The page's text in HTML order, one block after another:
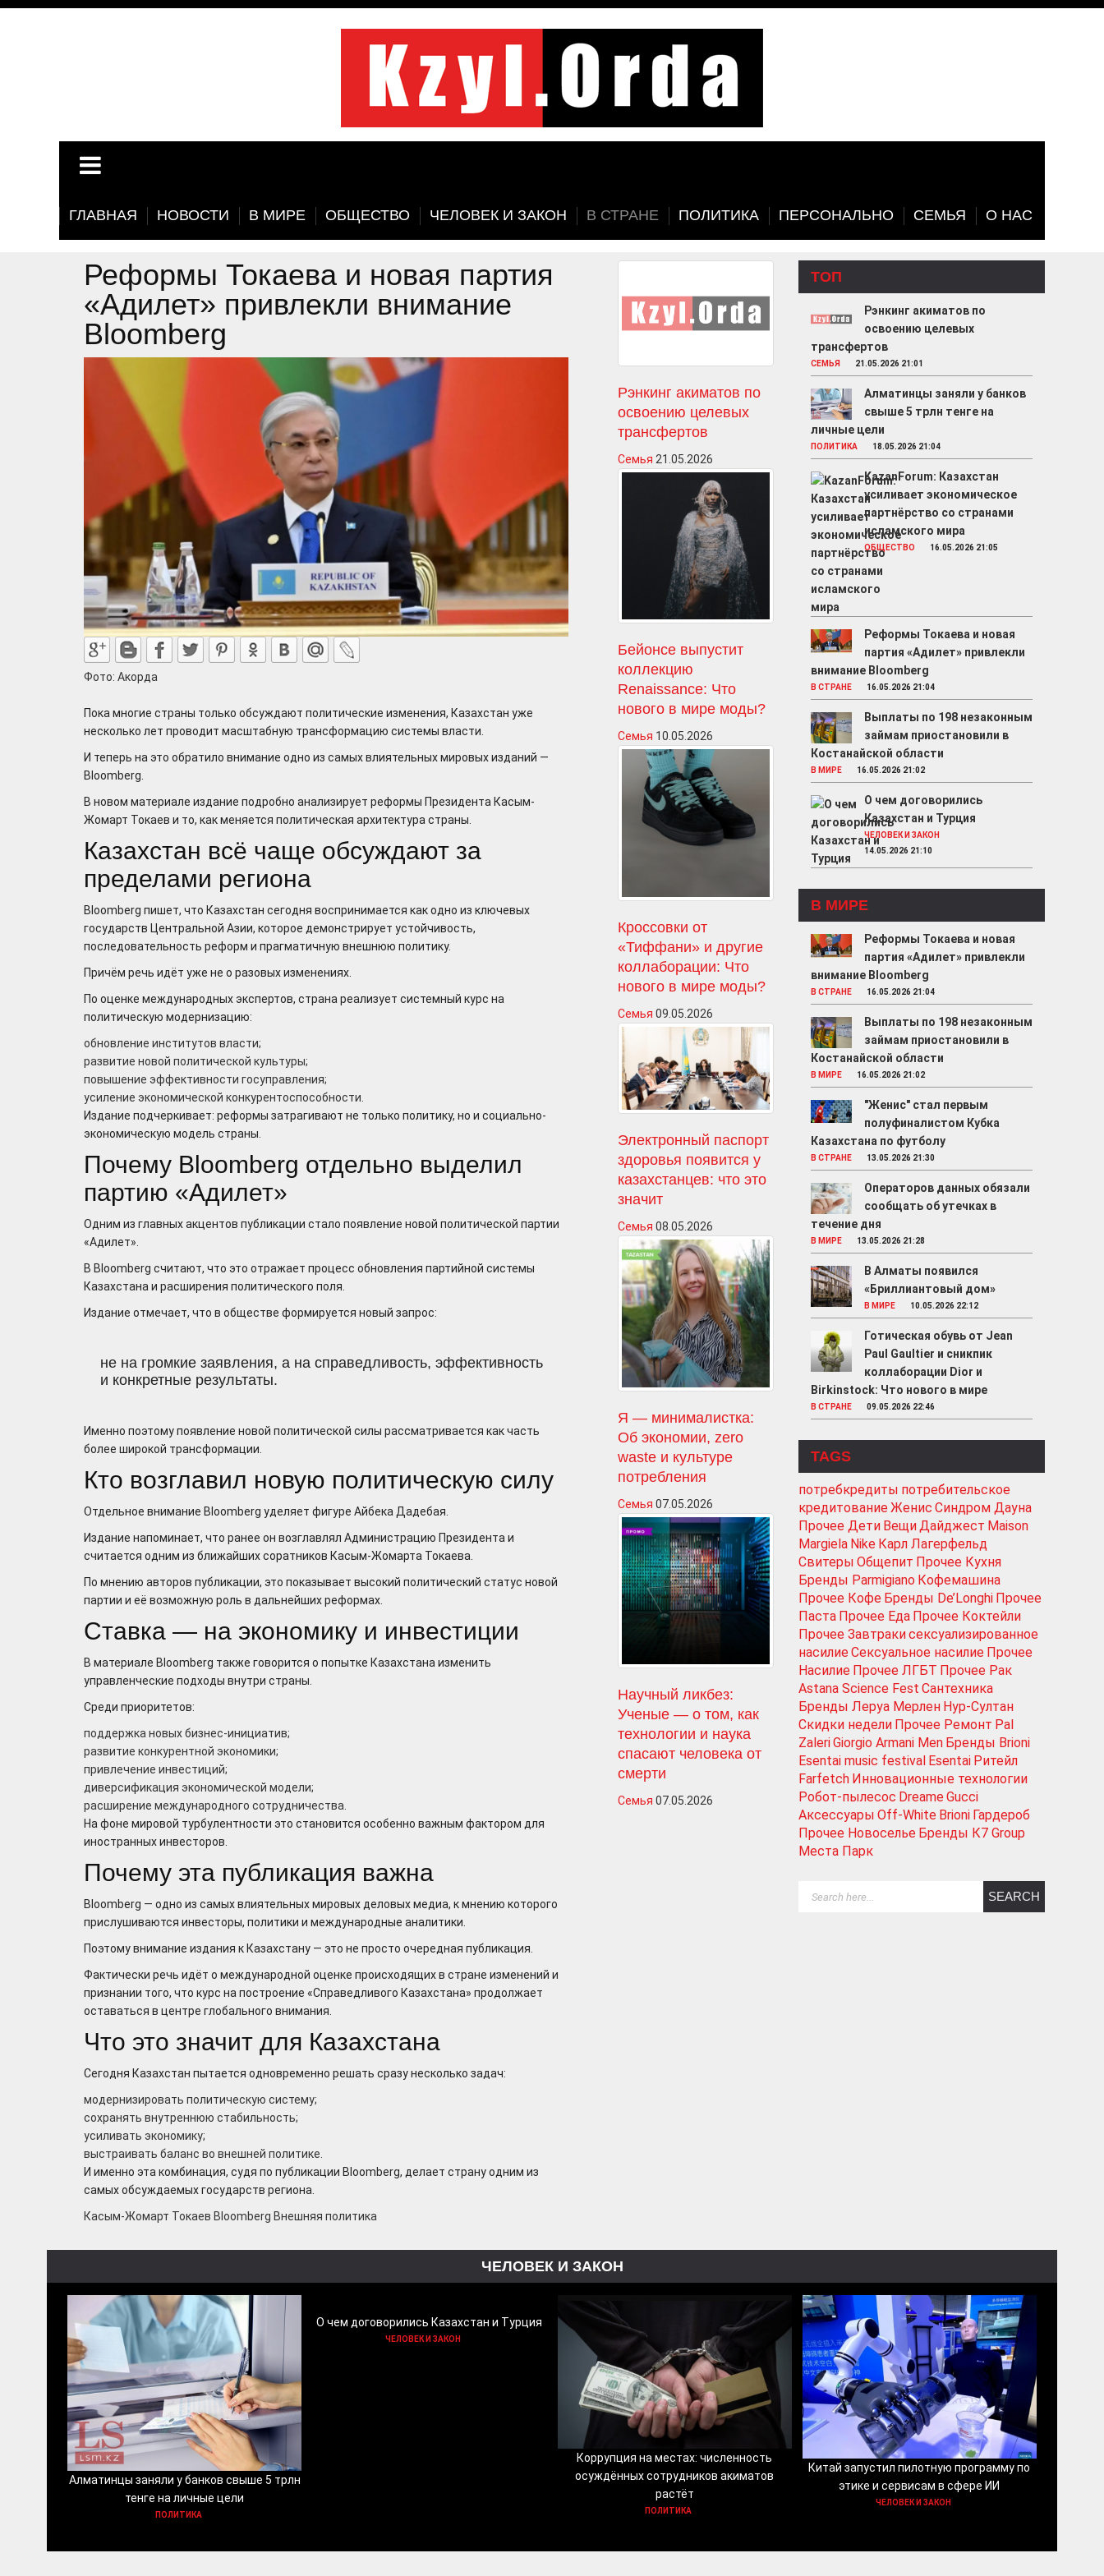
ГЛАВНАЯ НОВОСТИ В МИРЕ ОБЩЕСТВО ЧЕЛОВЕК И ЗАКОН В СТРАНЕ ПОЛИТИКА ПЕРСОНАЛЬНО СЕМЬЯ О НАС
Реформы Токаева и новая партия
«Адилет» привлекли внимание
Bloomberg
Фото: Акорда
Пока многие страны только обсуждают политические изменения, Казахстан уже
несколько лет проводит масштабную трансформацию системы власти.
И теперь на это обратило внимание одно из самых влиятельных мировых изданий —
Bloomberg.
В новом материале издание подробно анализирует реформы Президента Касым-
Жомарт Токаев и то, как меняется политическая архитектура страны.
Казахстан всё чаще обсуждают за
пределами региона
Bloomberg пишет, что Казахстан сегодня воспринимается как одно из ключевых
государств Центральной Азии, которое демонстрирует устойчивость,
последовательность реформ и прагматичную внешнюю политику.
Причём речь идёт уже не о разовых изменениях.
По оценке международных экспертов, страна реализует системный курс на
политическую модернизацию:
обновление институтов власти;
развитие новой политической культуры;
повышение эффективности госуправления;
усиление экономической конкурентоспособности.
Издание подчеркивает: реформы затрагивают не только политику, но и социально-
экономическую модель страны.
Почему Bloomberg отдельно выделил
партию «Адилет»
Одним из главных акцентов публикации стало появление новой политической партии
«Адилет».
В Bloomberg считают, что это отражает процесс обновления партийной системы
Казахстана и расширения политического поля.
Издание отмечает, что в обществе формируется новый запрос:
не на громкие заявления, а на справедливость, эффективность
и конкретные результаты.
Именно поэтому появление новой политической силы рассматривается как часть
более широкой трансформации.
Кто возглавил новую политическую силу
Отдельное внимание Bloomberg уделяет фигуре Айбека Дадебая.
Издание напоминает, что ранее он возглавлял Администрацию Президента и
считается одним из ближайших соратников Касым-Жомарта Токаева.
По мнению авторов публикации, это показывает высокий политический статус новой
партии и её возможную роль в дальнейших реформах.
Ставка — на экономику и инвестиции
В материале Bloomberg также говорится о попытке Казахстана изменить
управленческие подходы внутри страны.
Среди приоритетов:
поддержка новых бизнес-инициатив;
развитие конкурентной экономики;
привлечение инвестиций;
диверсификация экономической модели;
расширение международного сотрудничества.
На фоне мировой турбулентности это становится особенно важным фактором для
иностранных инвесторов.
Почему эта публикация важна
Bloomberg — одно из самых влиятельных мировых деловых медиа, к мнению которого
прислушиваются инвесторы, политики и международные аналитики.
Поэтому внимание издания к Казахстану — это не просто очередная публикация.
Фактически речь идёт о международной оценке происходящих в стране изменений и
признании того, что курс на построение «Справедливого Казахстана» продолжает
оставаться в центре глобального внимания.
Что это значит для Казахстана
Сегодня Казахстан пытается одновременно решать сразу несколько задач:
модернизировать политическую систему;
сохранять внутреннюю стабильность;
усиливать экономику;
выстраивать баланс во внешней политике.
И именно эта комбинация, судя по публикации Bloomberg, делает страну одним из
самых обсуждаемых государств региона.
Касым-Жомарт Токаев Bloomberg Внешняя политика
Рэнкинг акиматов по
освоению целевых
трансфертов
Семья 21.05.2026
Бейонсе выпустит
коллекцию
Renaissance: Что
нового в мире моды?
Семья 10.05.2026
Кроссовки от
«Тиффани» и другие
коллаборации: Что
нового в мире моды?
Семья 09.05.2026
Электронный паспорт
здоровья появится у
казахстанцев: что это
значит
Семья 08.05.2026
Я — минималистка:
Об экономии, zero
waste и культуре
потребления
Семья 07.05.2026
Научный ликбез:
Ученые — о том, как
технологии и наука
спасают человека от
смерти
Семья 07.05.2026
ТОП
Рэнкинг акиматов по
освоению целевых
трансфертов
СЕМЬЯ 21.05.2026 21:01
Алматинцы заняли у банков
свыше 5 трлн тенге на
личные цели
ПОЛИТИКА 18.05.2026 21:04
KazanForum: Казахстан
усиливает экономическое
партнёрство со странами
исламского мира
ОБЩЕСТВО 16.05.2026 21:05
Реформы Токаева и новая
партия «Адилет» привлекли
внимание Bloomberg
В СТРАНЕ 16.05.2026 21:04
Выплаты по 198 незаконным
займам приостановили в
Костанайской области
В МИРЕ 16.05.2026 21:02
О чем договорились
Казахстан и Турция
ЧЕЛОВЕК И ЗАКОН
14.05.2026 21:10
В МИРЕ
Реформы Токаева и новая
партия «Адилет» привлекли
внимание Bloomberg
В СТРАНЕ 16.05.2026 21:04
Выплаты по 198 незаконным
займам приостановили в
Костанайской области
В МИРЕ 16.05.2026 21:02
"Женис" стал первым
полуфиналистом Кубка
Казахстана по футболу
В СТРАНЕ 13.05.2026 21:30
Операторов данных обязали
сообщать об утечках в
течение дня
В МИРЕ 13.05.2026 21:28
В Алматы появился
«Бриллиантовый дом»
В МИРЕ 10.05.2026 22:12
Готическая обувь от Jean
Paul Gaultier и сникпик
коллаборации Dior и
Birkinstock: Что нового в мире
В СТРАНЕ 09.05.2026 22:46
TAGS
потребкредиты потребительское
кредитованиеЖенис Синдром Дауна
Прочее Дети ВещиДайджест Maison
Margiela Nike Карл Лагерфельд
Свитеры Общепит Прочее Кухня
Бренды Parmigiano Кофемашина
Прочее Кофе Бренды De’Longhi Прочее
Паста Прочее Еда Прочее Коктейли
Прочее Завтракисексуализированное
насилиеСексуальное насилие Прочее
Насилие Прочее ЛГБТ Прочее Рак
Astana Science Fest Сантехника
Бренды Леруа Мерлен Нур-Султан
Скидки недели Прочее Ремонт Pal
ZaleriGiorgio Armani Men Бренды Brioni
Esentai music festival Esentai Ритейл
Farfetch Инновационные технологии
Робот-пылесос DreameGucci
Аксессуары Off-White Brioni Гардероб
Прочее Новоселье Бренды К7 Group
Места Парк
ЧЕЛОВЕК И ЗАКОН
Алматинцы заняли у банков свыше 5 трлн
тенге на личные цели
ПОЛИТИКА
О чем договорились Казахстан и Турция
ЧЕЛОВЕК И ЗАКОН
Коррупция на местах: численность
осуждённых сотрудников акиматов
растёт
ПОЛИТИКА
Китай запустил пилотную программу по
этике и сервисам в сфере ИИ
ЧЕЛОВЕК И ЗАКОН